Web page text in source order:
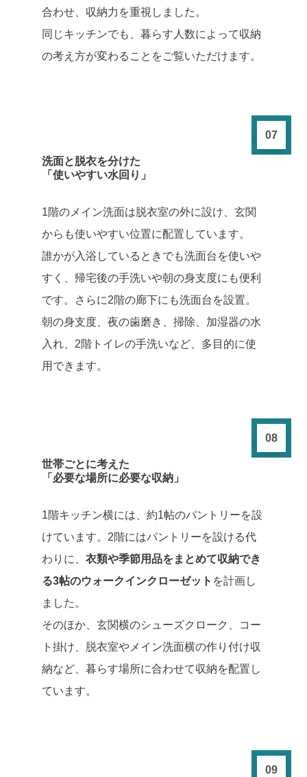
合わせ、収納力を重視しました。
同じキッチンでも、暮らす人数によって収納
の考え方が変わることをご覧いただけます。
07
洗面と脱衣を分けた
「使いやすい水回り」
1階のメイン洗面は脱衣室の外に設け、玄関
からも使いやすい位置に配置しています。
誰かが入浴しているときでも洗面台を使いや
すく、帰宅後の手洗いや朝の身支度にも便利
です。さらに2階の廊下にも洗面台を設置。
朝の身支度、夜の歯磨き、掃除、加湿器の水
入れ、2階トイレの手洗いなど、多目的に使
用できます。
08
世帯ごとに考えた
「必要な場所に必要な収納」
1階キッチン横には、約1帖のパントリーを設
けています。2階にはパントリーを設ける代
わりに、 衣類や季節用品をまとめて収納でき
る3帖のウォークインクローゼット を計画し
ました。
そのほか、玄関横のシューズクローク、コー
ト掛け、脱衣室やメイン洗面横の作り付け収
納など、暮らす場所に合わせて収納を配置し
ています。
09